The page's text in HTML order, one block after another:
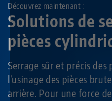
Solutions de
pièces
Découvrez maintenant :
Serrage sûr et précis des
l’usinage des pièces
arrière. Pour une force